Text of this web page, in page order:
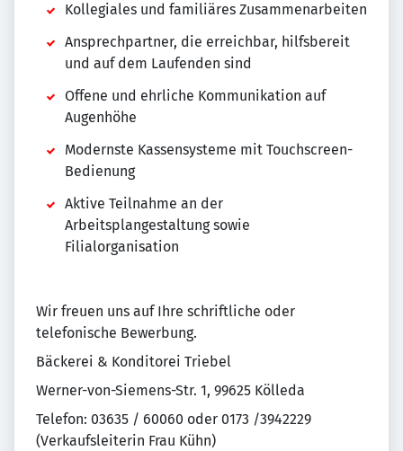
Kollegiales und familiäres Zusammenarbeiten
Ansprechpartner, die erreichbar, hilfsbereit
und auf dem Laufenden sind
Offene und ehrliche Kommunikation auf
Augenhöhe
Modernste Kassensysteme mit Touchscreen-
Bedienung
Aktive Teilnahme an der
Arbeitsplangestaltung sowie
Filialorganisation
Wir freuen uns auf Ihre schriftliche oder
telefonische Bewerbung.
Bäckerei & Konditorei Triebel
Werner-von-Siemens-Str. 1, 99625 Kölleda
Telefon: 03635 / 60060 oder 0173 /3942229
(Verkaufsleiterin Frau Kühn)